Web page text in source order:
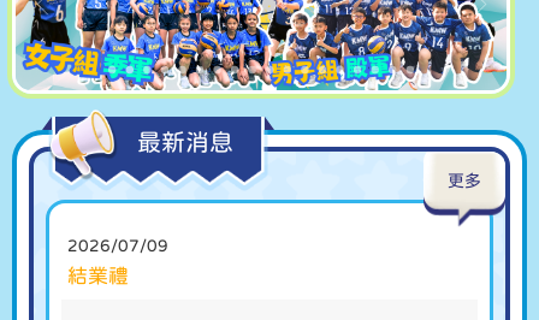
最新消息
更多
2026/07/09
結業禮